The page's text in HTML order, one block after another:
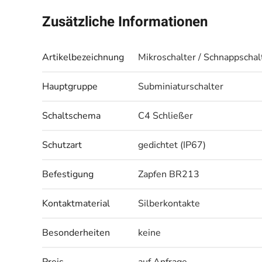
Zusätzliche Informationen
Artikelbezeichnung Mikroschalter /
Hauptgruppe Subminiaturschalter
Schaltschema C4 Schließer
Schutzart gedichtet (IP67)
Befestigung Zapfen BR213
Kontaktmaterial Silberkontakte
Besonderheiten keine